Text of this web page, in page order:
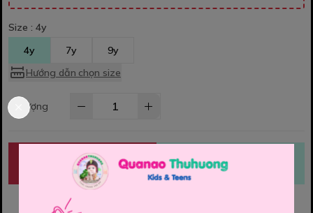
Size : 4y
4y
7y
9y
Hướng dẫn chọn size
Số lượng
MUA NGAY THÊM VÀO GIỎ